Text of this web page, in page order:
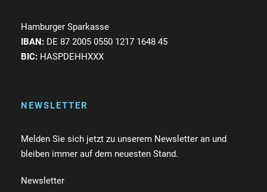
Hamburger Sparkasse
IBAN: DE 87 2005 0550 1217 1648 45
BIC: HASPDEHHXXX
NEWSLETTER
Melden Sie sich jetzt zu unserem Newsletter an und
bleiben immer auf dem neuesten Stand.
Newsletter